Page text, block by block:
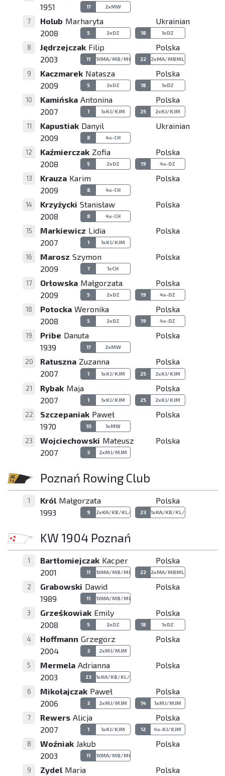
1951
17 2xMW
7 Holub Marharyta
Ukrainian
2008
5 2xDZ 18 1xDZ
8 Jędrzejczak Filip
Polska
2003
11 1XMA/MB/ML/MBL
22 2xMA/MBML/MBL
9 Kaczmarek Natasza
Polska
2009
5 2xDZ 18 1xDZ
10 Kamińska Antonina
Polska
2007
1 1xKJ/KJM 25 2xKJ/KJM
11 Kapustiak Danyil
Ukrainian
2009
8 4x-CH
12 Kaźmierczak Zofia
Polska
2008
5 2xDZ 19 4x-DZ
13 Krauza Karim
Polska
2009
8 4x-CH
14 Krzyżycki Stanisław
Polska
2008
8 4x-CH
15 Markiewicz Lidia
Polska
2007
1 1xKJ/KJM
16 Marosz Szymon
Polska
2009
7 1xCH
17 Orłowska Małgorzata
Polska
2009
5 2xDZ 19 4x-DZ
18 Potocka Weronika
Polska
2008
5 2xDZ 19 4x-DZ
19 Pribe Danuta
Polska
1939
17 2xMW
20 Ratuszna Zuzanna
Polska
2007
1 1xKJ/KJM 25 2xKJ/KJM
21 Rybak Maja
Polska
2007
1 1xKJ/KJM 25 2xKJ/KJM
22 Szczepaniak Paweł
Polska
1970
10 1xMW
23 Wojciechowski Mateusz
Polska
2007
3 2xMJ/MJM
Poznań Rowing Club
1 Król Małgorzata
Polska
1993
9 2xKA/KB/KL/KBL23 1xKA/KB/KL/KBL
KW 1904 Poznań
1 Bartłomiejczak Kacper
Polska
2001
11 1XMA/MB/ML/MBL
22 2xMA/MBML/MBL
2 Grabowski Dawid
Polska
1989
11 1XMA/MB/ML/MBL
3 Grześkowiak Emily
Polska
2008
5 2xDZ 18 1xDZ
4 Hoffmann Grzegorz
Polska
2004
3 2xMJ/MJM
5 Mermela Adrianna
Polska
2003
23 1xKA/KB/KL/KBL
6 Mikołajczak Paweł
Polska
2006
3 2xMJ/MJM 14 1xMJ/MJM
7 Rewers Alicja
Polska
2007
1 1xKJ/KJM 12 4x-KJ/KJM
8 Woźniak Jakub
Polska
2003
11 1XMA/MB/ML/MBL
9 Zydel Maria Polska